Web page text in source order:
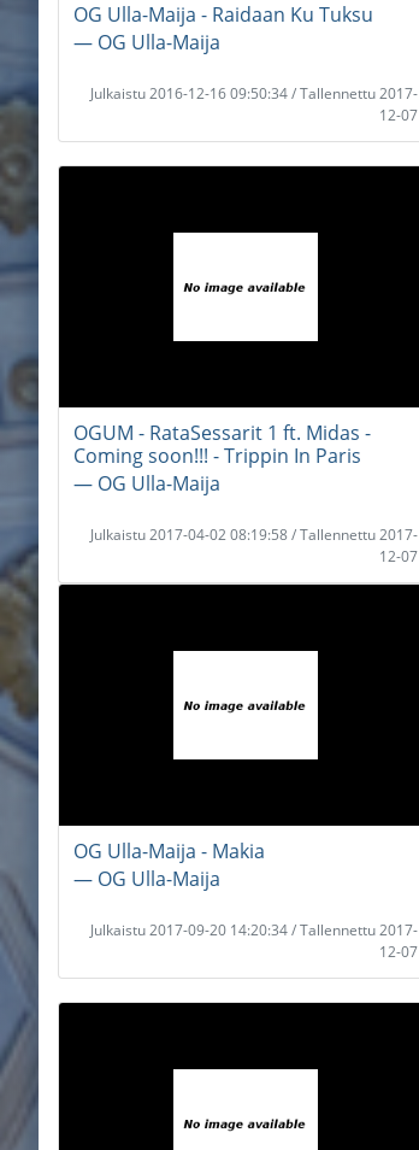
OG Ulla-Maija - Raidaan Ku Tuksu
― OG Ulla-Maija
Julkaistu 2016-12-16 09:50:34 / Tallennettu 2017-
12-07
OGUM - RataSessarit 1 ft. Midas -
Coming soon!!! - Trippin In Paris
― OG Ulla-Maija
Julkaistu 2017-04-02 08:19:58 / Tallennettu 2017-
12-07
OG Ulla-Maija - Makia
― OG Ulla-Maija
Julkaistu 2017-09-20 14:20:34 / Tallennettu 2017-
12-07